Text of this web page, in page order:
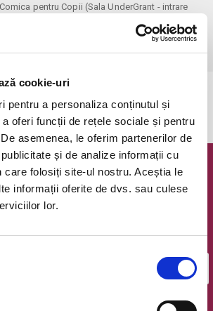
cookie-uri
pentru a personaliza conținutul și
oferi funcții de rețele sociale și pentru
asemenea, le oferim partenerilor de
și de analize informații cu
care folosiți site-ul nostru. Aceștia le
informații oferite de dvs. sau culese
lor.
pentru Copii (Sala UnderGrant - intrare
@ Bilete.ro
si o editie saptamanala cu cele mai noi